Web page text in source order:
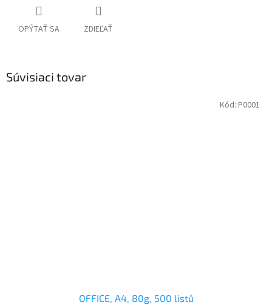
OPÝTAŤ SA ZDIEĽAŤ
Súvisiaci tovar
OFFICE, A4, 80g, 500 listů
Kód: P0001